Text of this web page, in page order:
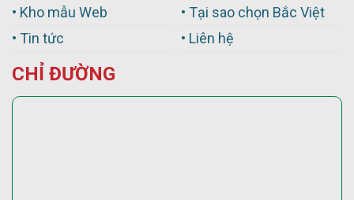
• Kho mẫu Web
• Tin tức
• Tại sao chọn Bắc Việt
• Liên hệ
CHỈ ĐƯỜNG